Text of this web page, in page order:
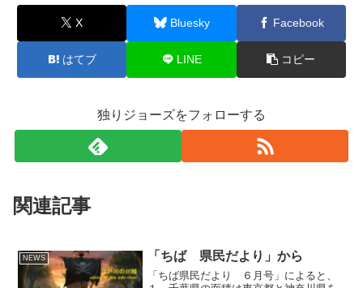
X Bluesky Facebook
はてブ LINE コピー
独りジョーズをフォローする
関連記事
NEWS 「ちば 県民だより」から
「ちば県民だより ６月号」によると、